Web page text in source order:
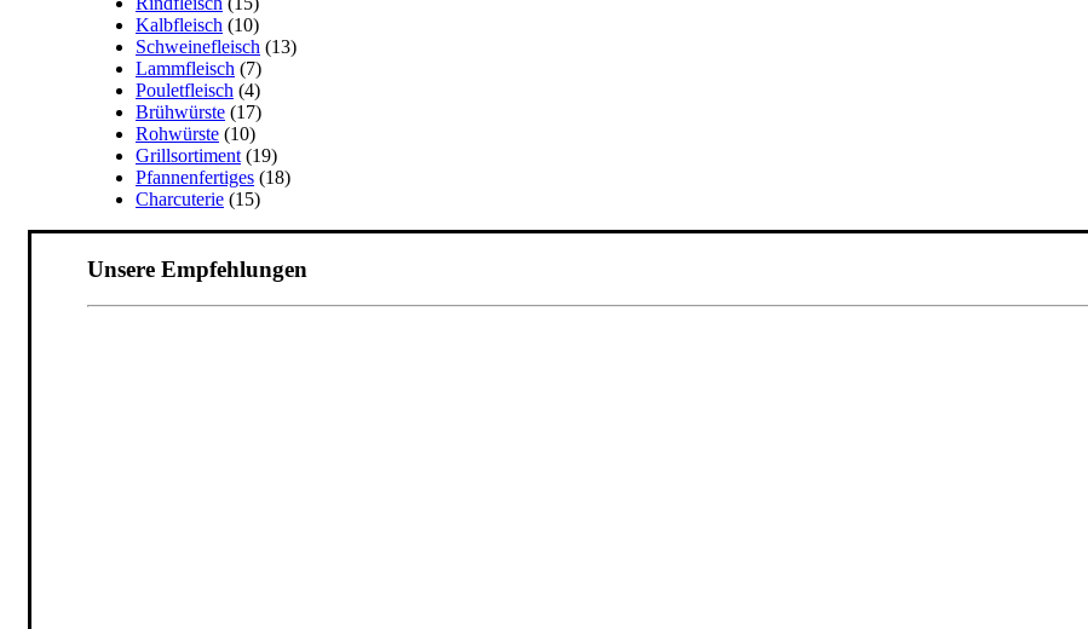
Kalbfleisch (10)
Schweinefleisch (13)
Lammfleisch (7)
Pouletfleisch (4)
Brühwürste (17)
Rohwürste (10)
Grillsortiment (19)
Pfannenfertiges (18)
Charcuterie (15)
Unsere Empfehlungen